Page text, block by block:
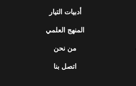
أدبيات التيار
المنهج العلمي
من نحن
اتصل بنا